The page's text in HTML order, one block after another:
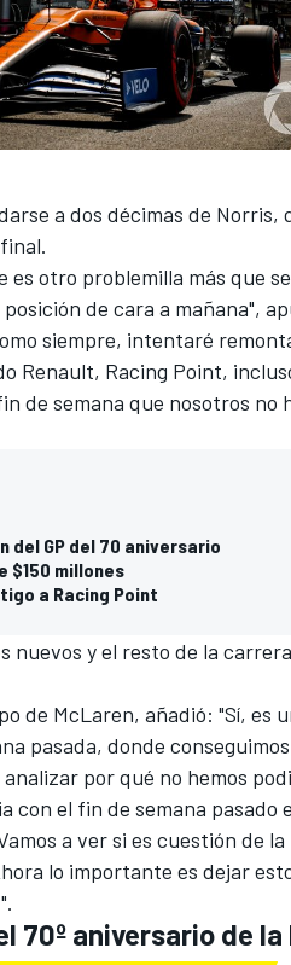
a dos décimas de Norris,
otro problemilla más que
de cara a mañana",
siempre, intentaré
Renault, Racing Point,
de semana que nosotros no
del GP del 70 aniversario
$150 millones
a Racing Point
nuevos y el resto de la
de McLaren, añadió: "Sí, es
pasada, donde
por qué no hemos
el fin de semana pasado
a ver si es cuestión de
lo importante es dejar
70º aniversario de la